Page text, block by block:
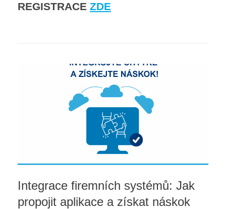
REGISTRACE ZDE
Integrace firemních systémů: Jak
propojit aplikace a získat náskok